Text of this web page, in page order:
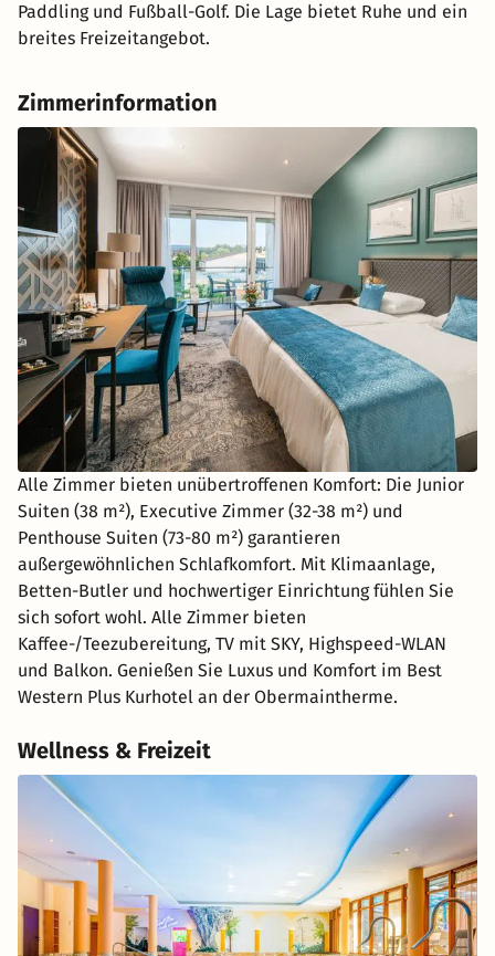
Paddling und Fußball-Golf. Die Lage bietet Ruhe und ein
breites Freizeitangebot.
Zimmerinformation
Alle Zimmer bieten unübertroffenen Komfort: Die Junior
Suiten (38 m²), Executive Zimmer (32-38 m²) und
Penthouse Suiten (73-80 m²) garantieren
außergewöhnlichen Schlafkomfort. Mit Klimaanlage,
Betten-Butler und hochwertiger Einrichtung fühlen Sie
sich sofort wohl. Alle Zimmer bieten
Kaffee-/Teezubereitung, TV mit SKY, Highspeed-WLAN
und Balkon. Genießen Sie Luxus und Komfort im Best
Western Plus Kurhotel an der Obermaintherme.
Wellness & Freizeit